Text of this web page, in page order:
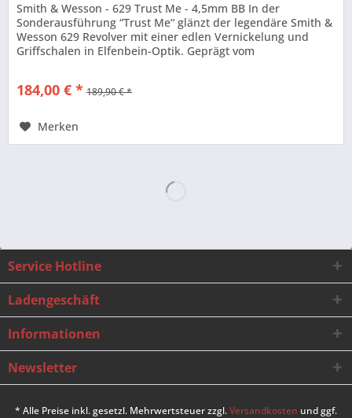
Smith & Wesson - 629 Trust Me - 4,5mm BB In der
Sonderausführung “Trust Me“ glänzt der legendäre Smith &
Wesson 629 Revolver mit einer edlen Vernickelung und
Griffschalen in Elfenbein-Optik. Geprägt vom
184,00 € * 189,90 € *
Merken
Service Hotline
Ladengeschäft
Informationen
Newsletter
* Alle Preise inkl. gesetzl. Mehrwertsteuer zzgl.Versandkosten und ggf.